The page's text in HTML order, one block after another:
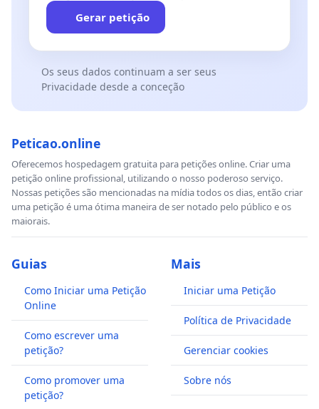
Gerar petição
Os seus dados continuam a ser seus
Privacidade desde a conceção
Peticao.online
Oferecemos hospedagem gratuita para petições online. Criar uma
petição online profissional, utilizando o nosso poderoso serviço.
Nossas petições são mencionadas na mídia todos os dias, então criar
uma petição é uma ótima maneira de ser notado pelo público e os
maiorais.
Guias
Como Iniciar uma Petição
Online
Como escrever uma
petição?
Como promover uma
petição?
Mais
Iniciar uma Petição
Política de Privacidade
Gerenciar cookies
Sobre nós